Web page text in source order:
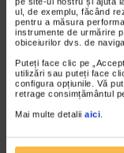
ul, de exemplu, făcând
pentru a măsura
instrumente de urmărire
obiceiurilor dvs. de
Puteți face clic pe
utilizări sau puteți face
configura opțiunile. Vă
retrage consimțământul
Mai multe detalii aici.
ALTE MATERIALE